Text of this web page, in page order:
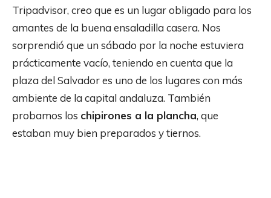
Tripadvisor, creo que es un lugar obligado para los
amantes de la buena ensaladilla casera. Nos
sorprendió que un sábado por la noche estuviera
prácticamente vacío, teniendo en cuenta que la
plaza del Salvador es uno de los lugares con más
ambiente de la capital andaluza. También
probamos los chipirones a la plancha, que
estaban muy bien preparados y tiernos.